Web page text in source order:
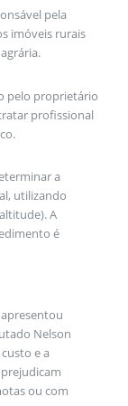
pela
imóveis rurais
pelo proprietário
profissional
a
utilizando
A
é
Nelson
e a
ou com